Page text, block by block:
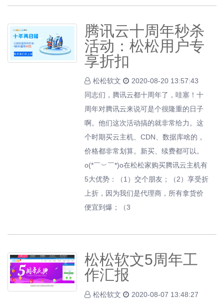
腾讯云十周年秒杀
活动：松松用户专
享折扣
松松软文
2020-08-20 13:57:43
同志们，腾讯云都十周年了，哇塞！十
周年对腾讯云来说可是个很隆重的日子
啊。他们这次活动搞的就非常给力。这
个时期买云主机、CDN、数据库啥的，
价格都非常划算。新买、续费都可以。
o(*￣︶￣*)o在松松家购买腾讯云主机有
5大优势：（1）交个朋友；（2）享受折
上折，因为我们是代理商，所有拿货价
便宜到爆；（3
松松软文5周年工
作汇报
松松软文
2020-08-07 13:48:27